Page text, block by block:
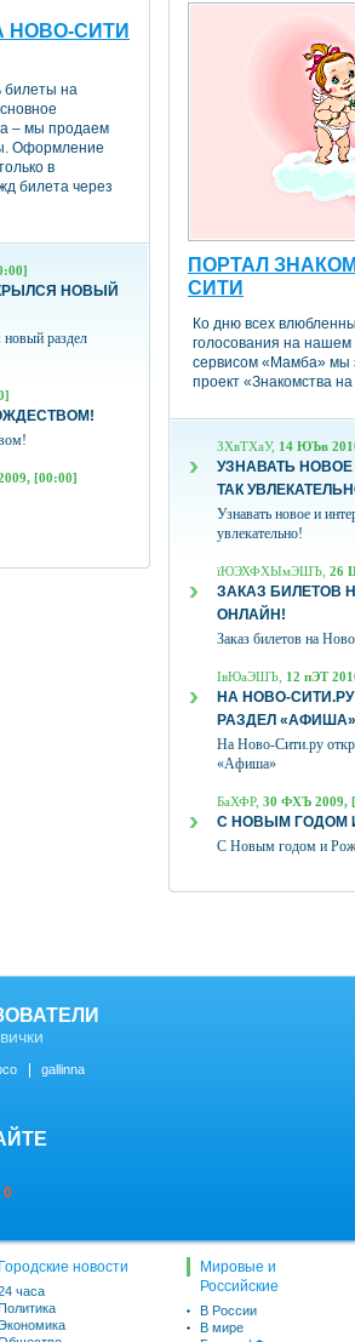
НОВО-СИТИ
билеты на
– мы продаем
Оформление
в
билета через
НОВЫЙ
раздел
[00:00]
ПОРТАЛ
СИТИ
Ко дню всех
голосования на нашем
сервисом «Мамба» мы
проект «Знакомства
ЗХвТХаУ, 14 ЮЪв
УЗНАВАТЬ
ТАК
Узнавать новое и
увлекательно!
їЮЭХФХЫмЭШЪ, 26
ЗАКАЗ БИЛЕТОВ
ОНЛАЙН!
Заказ билетов на
ІвЮаЭШЪ, 12 пЭТ
НА НОВО-
РАЗДЕЛ «АФИША»
На Ново-Сити.ру
«Афиша»
БаХФР, 30 ФХЪ 2009,
С НОВЫМ ГОДОМ
С Новым годом и
gallinna
0
Городские новости
часа
Мировые и
Российские
В России
В мире